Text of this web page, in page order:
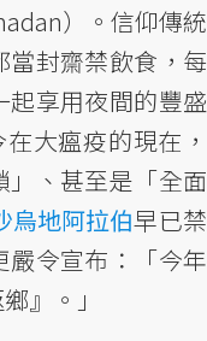
）。信仰傳統
當封齋禁飲食，每
起享用夜間的豐盛
大瘟疫的現在，
、甚至是「全面
烏地阿拉伯早已禁
嚴令宣布：「今年
』。」